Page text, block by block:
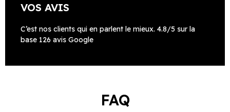
VOS AVIS
C’est nos clients qui en parlent le mieux. 4.8/5 sur la
base 126 avis Google
FAQ